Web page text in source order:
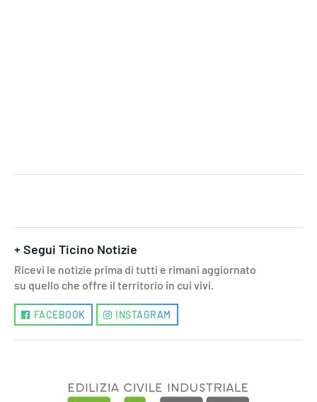
+ Segui Ticino Notizie
Ricevi le notizie prima di tutti e rimani aggiornato
su quello che offre il territorio in cui vivi.
FACEBOOK INSTAGRAM